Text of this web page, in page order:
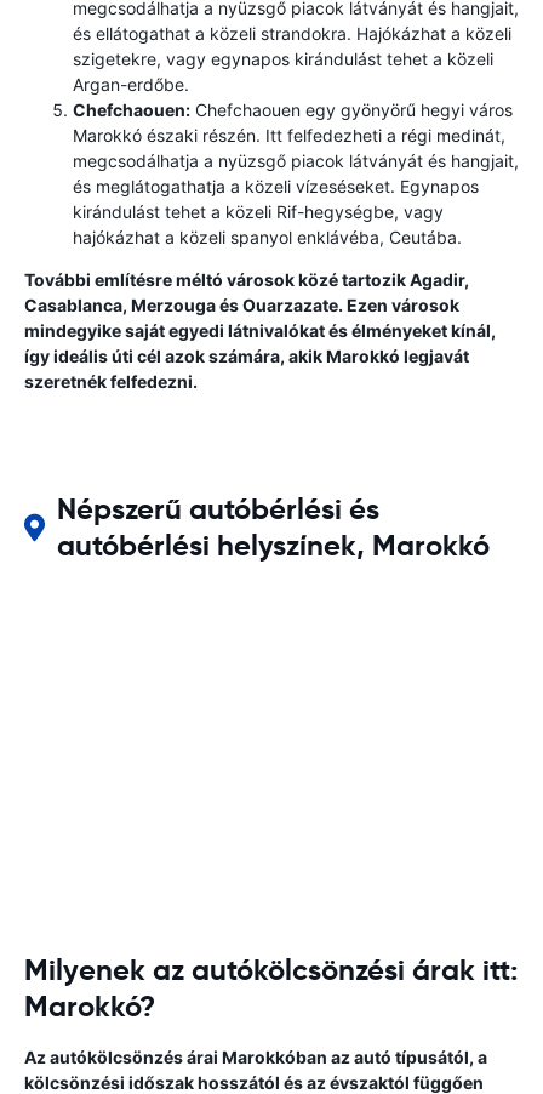
megcsodálhatja a nyüzsgő piacok látványát és hangjait,
és ellátogathat a közeli strandokra. Hajókázhat a közeli
szigetekre, vagy egynapos kirándulást tehet a közeli
Argan-erdőbe.
Chefchaouen: Chefchaouen egy gyönyörű hegyi város
Marokkó északi részén. Itt felfedezheti a régi medinát,
megcsodálhatja a nyüzsgő piacok látványát és hangjait,
és meglátogathatja a közeli vízeséseket. Egynapos
kirándulást tehet a közeli Rif-hegységbe, vagy
hajókázhat a közeli spanyol enklávéba, Ceutába.
További említésre méltó városok közé tartozik Agadir,
Casablanca, Merzouga és Ouarzazate. Ezen városok
mindegyike saját egyedi látnivalókat és élményeket kínál,
így ideális úti cél azok számára, akik Marokkó legjavát
szeretnék felfedezni.
Népszerű autóbérlési és
autóbérlési helyszínek, Marokkó
Milyenek az autókölcsönzési árak itt:
Marokkó?
Az autókölcsönzés árai Marokkóban az autó típusától, a
kölcsönzési időszak hosszától és az évszaktól függően